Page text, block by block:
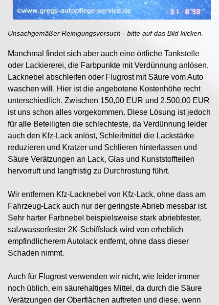
Unsachgemäßer Reinigungsversuch - bitte auf das Bild klicken.
Manchmal findet sich aber auch eine örtliche Tankstelle
oder Lackiererei, die Farbpunkte mit Verdünnung anlösen,
Lacknebel abschleifen oder Flugrost mit Säure vom Auto
waschen will. Hier ist die angebotene Kostenhöhe recht
unterschiedlich. Zwischen 150,00 EUR und 2.500,00 EUR
ist uns schon alles vorgekommen. Diese Lösung ist jedoch
für alle Beteiligten die schlechteste, da Verdünnung leider
auch den Kfz-Lack anlöst, Schleifmittel die Lackstärke
reduzieren und Kratzer und Schlieren hinterlassen und
Säure Verätzungen an Lack, Glas und Kunststoffteilen
hervorruft und langfristig zu Durchrostung führt.
Wir entfernen Kfz-Lacknebel von Kfz-Lack, ohne dass am
Fahrzeug-Lack auch nur der geringste Abrieb messbar ist.
Sehr harter Farbnebel beispielsweise stark abriebfester,
salzwasserfester 2K-Schiffslack wird von erheblich
empfindlicherem Autolack entfernt, ohne dass dieser
Schaden nimmt.
Auch für Flugrost verwenden wir nicht, wie leider immer
noch üblich, ein säurehaltiges Mittel, da durch die Säure
Verätzungen der Oberflächen auftreten und diese, wenn